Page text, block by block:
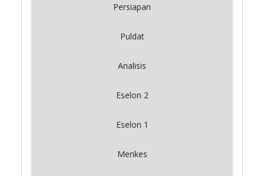
Persiapan
Puldat
Analisis
Eselon 2
Eselon 1
Menkes